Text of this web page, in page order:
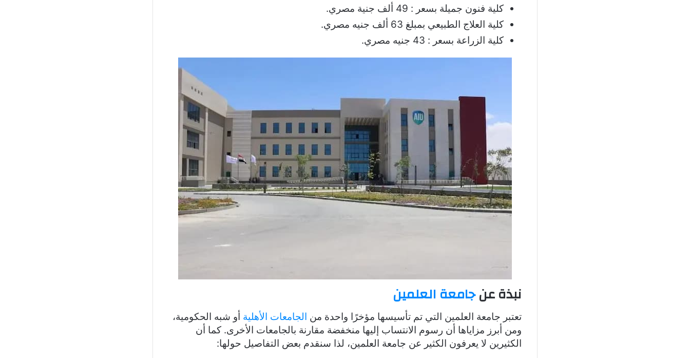
كلية فنون جميلة بسعر : 49 ألف جنية مصري.
كلية العلاج الطبيعي بمبلغ 63 ألف جنيه مصري.
كلية الزراعة بسعر : 43 جنيه مصري.
نبذة عنجامعة العلمين
تعتبر جامعة العلمين التي تم تأسيسها مؤخرًا واحدة من الجامعات الأهلية أو شبه الحكومية،
ومن أبرز مزاياها أن رسوم الانتساب إليها منخفضة مقارنة بالجامعات الأخرى. كما أن
الكثيرين لا يعرفون الكثير عن جامعة العلمين، لذا سنقدم بعض التفاصيل حولها: